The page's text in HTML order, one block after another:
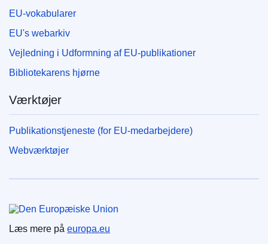
EU-vokabularer
EU's webarkiv
Vejledning i Udformning af EU-publikationer
Bibliotekarens hjørne
Værktøjer
Publikationstjeneste (for EU-medarbejdere)
Webværktøjer
Læs mere på europa.eu